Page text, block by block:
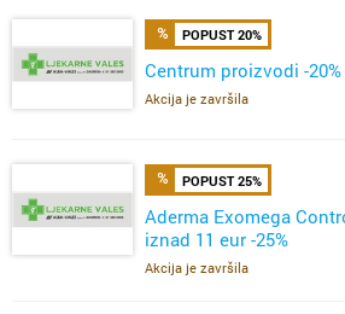
POPUST 20%
Centrum proizvodi -20%
Akcija je završila
POPUST 25%
Aderma Exomega
iznad 11 eur -25%
Akcija je završila